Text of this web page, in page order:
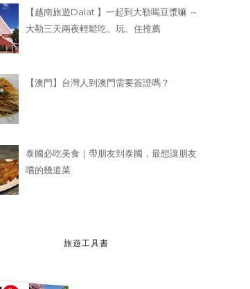
【越南旅遊Dalat 】一起到大勒喝豆漿嘛 ～
大勒三天兩夜輕鬆吃、玩、住推薦
【澳門】台灣人到澳門需要簽證嗎？
泰國必吃美食｜帶朋友到泰國，最想讓朋友
嚐的幾道菜
旅遊工具書